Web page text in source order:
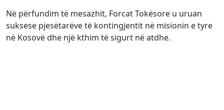
Në përfundim të mesazhit, Forcat Tokësore u uruan
suksese pjesëtarëve të kontingjentit në misionin e tyre
në Kosovë dhe një kthim të sigurt në atdhe.